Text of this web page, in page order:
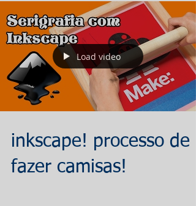
Load video
inkscape! processo de
fazer camisas!